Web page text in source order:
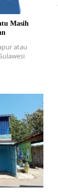
Masih
atau